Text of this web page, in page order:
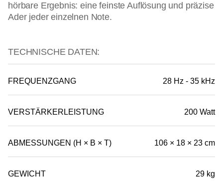
hörbare Ergebnis: eine feinste Auflösung und präzise
Ader jeder einzelnen Note.
TECHNISCHE DATEN:
FREQUENZGANG 28 Hz - 35 kHz
VERSTÄRKERLEISTUNG 200 Watt
ABMESSUNGEN (H × B × T) 106 × 18 × 23 cm
GEWICHT 29 kg